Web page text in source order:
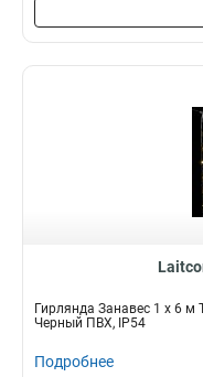
Гирлянда Занавес 1 x 6 м
Черный ПВХ, IP54
Подробнее